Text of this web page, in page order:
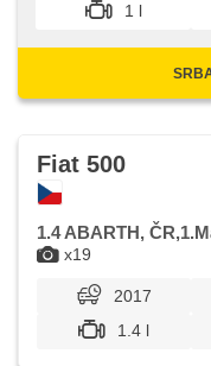
1 l
x19
Fiat 500
1.4 ABARTH,
2017
1.4 l